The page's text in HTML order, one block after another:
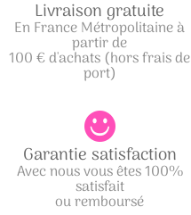
Livraison gratuite
En France Métropolitaine à
partir de
100 € d'achats (hors frais de
port)
Garantie satisfaction
Avec nous vous êtes 100%
satisfait
ou remboursé